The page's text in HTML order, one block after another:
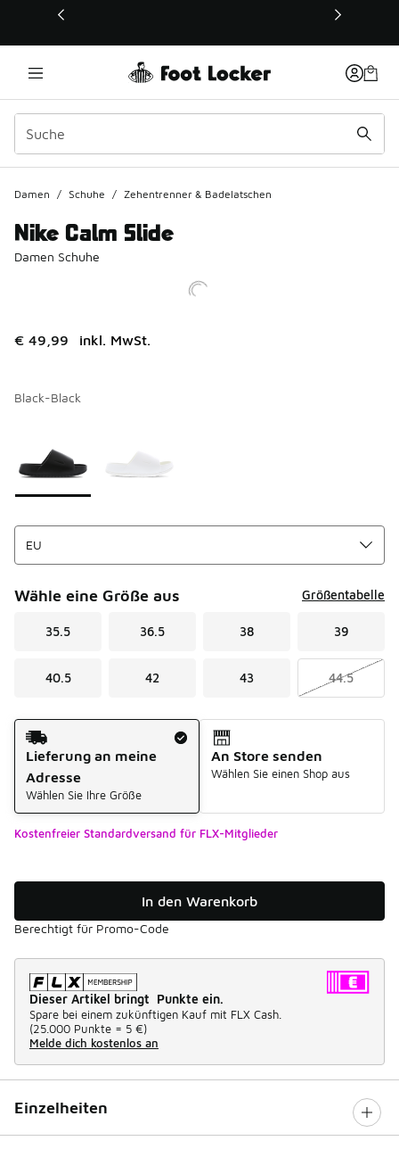
Dieser Link öffnet sich in einem neuen Fenster
Damen / Schuhe / Zehentrenner & Badelatschen
Nike Calm Slide
Damen Schuhe
€ 49,99 inkl. MwSt.
Black-Black
Wähle eine Größe aus Größentabelle
35.5 36.5 38 39
40.5 42 43 44.5
Versandart
Lieferung an meine
Adresse
Wählen Sie Ihre Größe
An Store senden
Wählen Sie einen Shop aus
Kostenfreier Standardversand für FLX-Mitglieder
In den Warenkorb
Berechtigt für Promo-Code
Dieser Artikel bringt Punkte ein.
Spare bei einem zukünftigen Kauf mit FLX Cash.
(25.000 Punkte = 5 €)
Melde dich kostenlos an
Einzelheiten